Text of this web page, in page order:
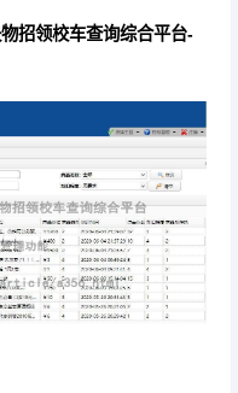
招领校车查询综合平台-